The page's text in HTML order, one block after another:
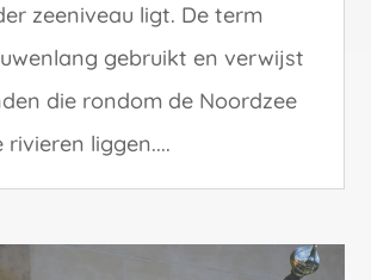
zeeniveau ligt. De term
gebruikt en verwijst
die rondom de Noordzee
liggen....